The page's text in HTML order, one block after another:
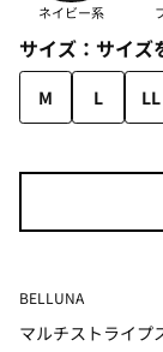
ネイビー系
サイズ： サイズ
M L LL
BELLUNA
マルチストライプ